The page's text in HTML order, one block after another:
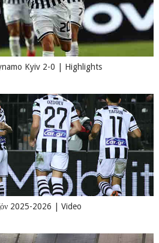
Kyiv 2-0 | Highlights
2025-2026 | Video